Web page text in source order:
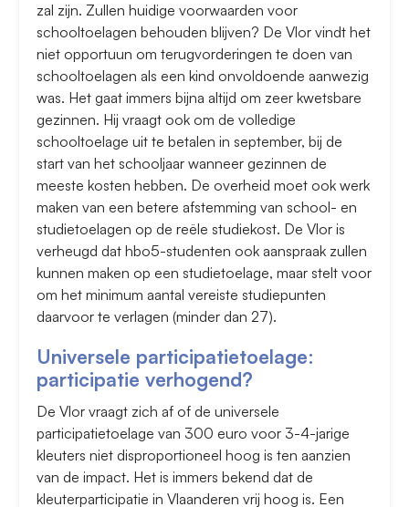
zal zijn. Zullen huidige voorwaarden voor
schooltoelagen behouden blijven? De Vlor vindt het
niet opportuun om terugvorderingen te doen van
schooltoelagen als een kind onvoldoende aanwezig
was. Het gaat immers bijna altijd om zeer kwetsbare
gezinnen. Hij vraagt ook om de volledige
schooltoelage uit te betalen in september, bij de
start van het schooljaar wanneer gezinnen de
meeste kosten hebben. De overheid moet ook werk
maken van een betere afstemming van school- en
studietoelagen op de reële studiekost. De Vlor is
verheugd dat hbo5-studenten ook aanspraak zullen
kunnen maken op een studietoelage, maar stelt voor
om het minimum aantal vereiste studiepunten
daarvoor te verlagen (minder dan 27).
Universele participatietoelage:
participatie verhogend?
De Vlor vraagt zich af of de universele
participatietoelage van 300 euro voor 3-4-jarige
kleuters niet disproportioneel hoog is ten aanzien
van de impact. Het is immers bekend dat de
kleuterparticipatie in Vlaanderen vrij hoog is. Een